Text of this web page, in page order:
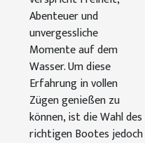
Segelurlaub?
Abenteuer und
unvergessliche
Momente auf dem
Wasser. Um diese
Erfahrung in vollen
Zügen genießen zu
können, ist die Wahl des
richtigen Bootes jedoch